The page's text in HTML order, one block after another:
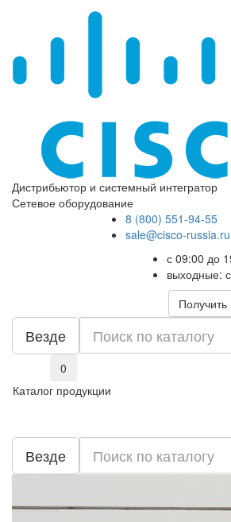
Дистрибьютор и системный интегратор
Сетевое оборудование
8 (800) 551-94-55
sale@cisco-
с 09:00 до
выходные:
Везде
0
Каталог продукции
Везде